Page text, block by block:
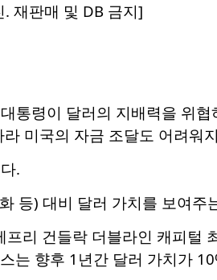
재판매 및 DB 금지]
통령이 달러의 지배력을 위
미국의 자금 조달도 어려워
.
등) 대비 달러 가치를 보여
리 건들락 더블라인 캐피털
는 향후 1년간 달러 가치가